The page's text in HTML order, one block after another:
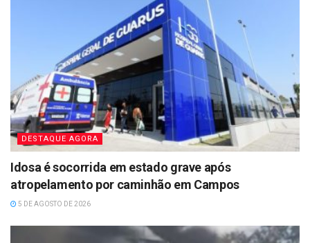
DESTAQUE AGORA
Idosa é socorrida em estado grave após
atropelamento por caminhão em Campos
5 DE AGOSTO DE 2026